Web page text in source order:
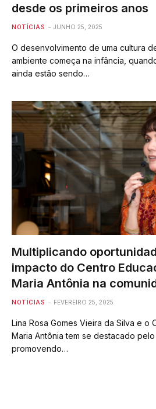
desde os primeiros anos
NOTÍCIAS JUNHO 25, 2025
O desenvolvimento de uma cultura
ambiente começa na infância,
ainda estão sendo…
Multiplicando
impacto do Centro
Maria Antônia na
NOTÍCIAS FEVEREIRO 25, 2025
Lina Rosa Gomes Vieira da Silva e o
Maria Antônia tem se destacado
promovendo…